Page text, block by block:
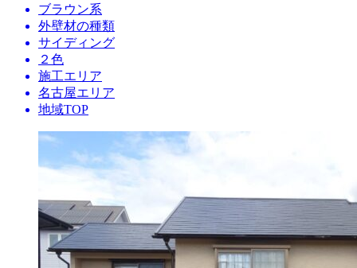
ブラウン系
外壁材の種類
サイディング
２色
施工エリア
名古屋エリア
地域TOP